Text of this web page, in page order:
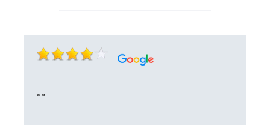
""